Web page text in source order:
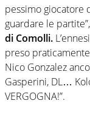
pessimo giocatore
guardare le
di Comolli.
preso
Nico Gonzalez
Gasperini, DL…
VERGOGNA!”.